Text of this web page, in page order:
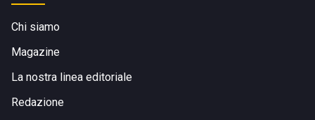
Chi siamo
Magazine
La nostra linea editoriale
Redazione